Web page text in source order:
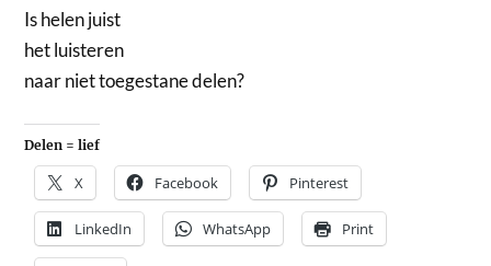
Is helen juist
het luisteren
naar niet toegestane delen?
Delen = lief
X Facebook Pinterest
LinkedIn WhatsApp Print